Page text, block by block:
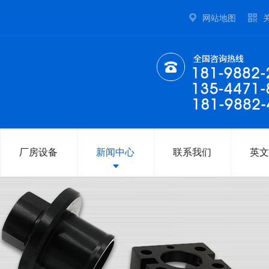
网站地图
厂房设备 新闻中心 联系我们 英